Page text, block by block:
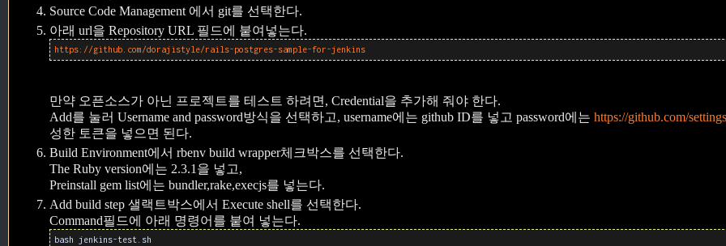
Source Code Management 에서 git를 선택한다.
아래 url을 Repository URL 필드에 붙여넣는다.
https://github.com/dorajistyle/rails-postgres-sample-for-jenkins
만약 오픈소스가 아닌 프로젝트를 테스트 하려면, Credential을 추가해 줘야 한다.
Add를 눌러 Username and password방식을 선택하고, username에는 github ID를 넣고 password에는 https://github.com/
성한 토큰을 넣으면 된다.
Build Environment에서 rbenv build wrapper체크박스를 선택한다.
The Ruby version에는 2.3.1을 넣고,
Preinstall gem list에는 bundler,rake,execjs를 넣는다.
Add build step 샐랙트박스에서 Execute shell를 선택한다.
Command필드에 아래 명령어를 붙여 넣는다.
bash jenkins-test.sh